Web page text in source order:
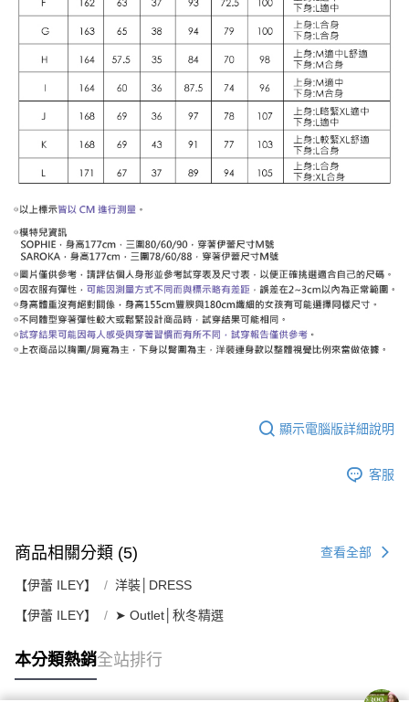
顯示電腦版詳細說明
客服
商品相關分類 (5) 查看全部
【伊蕾 ILEY】 洋裝│DRESS
【伊蕾 ILEY】 ➤ Outlet│秋冬精選
本分類熱銷全站排行